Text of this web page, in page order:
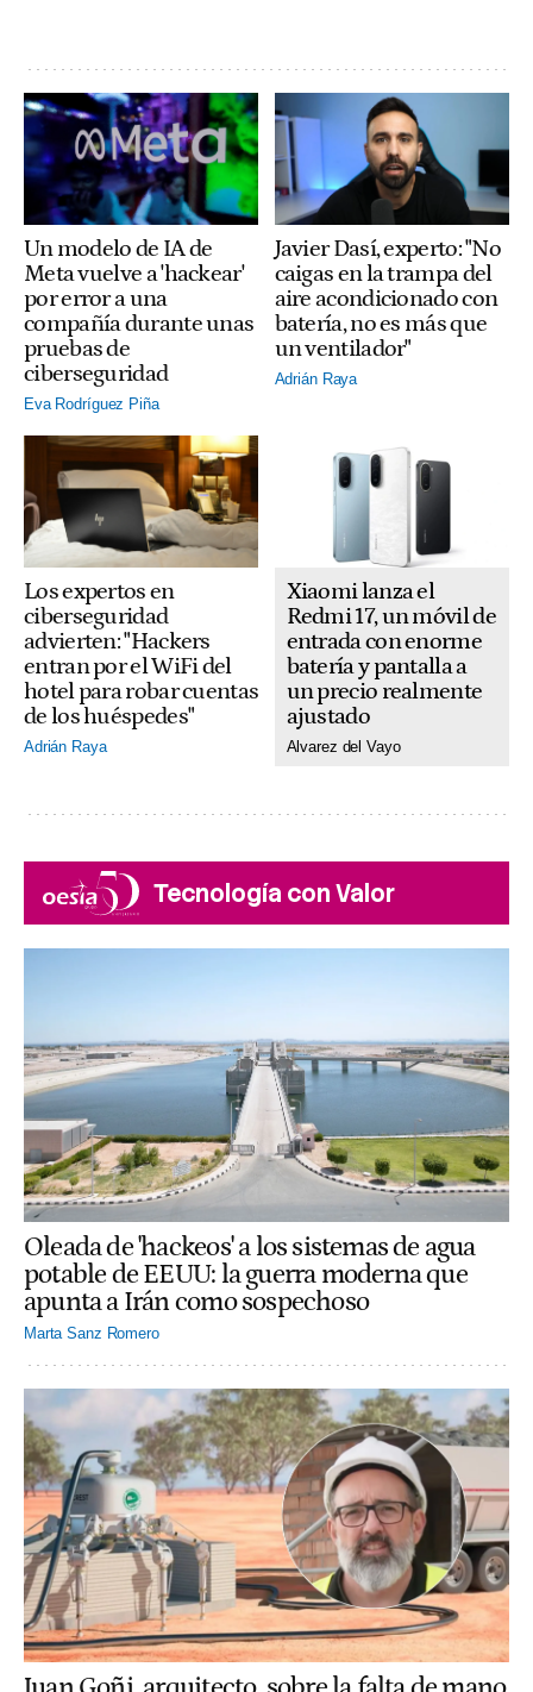
Un modelo de IA de
Meta vuelve a 'hackear'
por error a una
compañía durante unas
pruebas de
ciberseguridad
Eva Rodríguez Piña
Javier Dasí, experto: "No
caigas en la trampa del
aire acondicionado con
batería, no es más que
un ventilador"
Adrián Raya
Los expertos en
ciberseguridad
advierten: "Hackers
entran por el WiFi del
hotel para robar cuentas
de los huéspedes"
Adrián Raya
Xiaomi lanza el
Redmi 17, un móvil de
entrada con enorme
batería y pantalla a
un precio realmente
ajustado
Alvarez del Vayo
Tecnología con Valor
Oleada de 'hackeos' a los sistemas de agua
potable de EEUU: la guerra moderna que
apunta a Irán como sospechoso
Marta Sanz Romero